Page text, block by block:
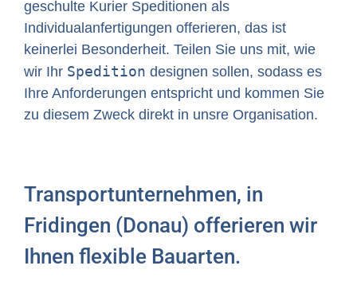
geschulte Kurier Speditionen als
Individualanfertigungen offerieren, das ist
keinerlei Besonderheit. Teilen Sie uns mit, wie
wir Ihr Spedition designen sollen, sodass es
Ihre Anforderungen entspricht und kommen Sie
zu diesem Zweck direkt in unsre Organisation.
Transportunternehmen, in
Fridingen (Donau) offerieren wir
Ihnen flexible Bauarten.